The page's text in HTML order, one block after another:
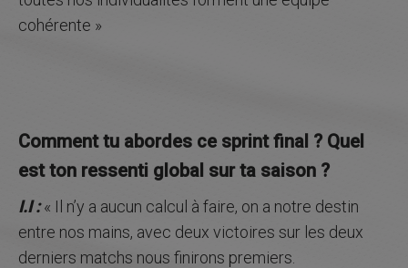
cohérente »
Comment tu abordes ce sprint final ? Quel
est ton ressenti global sur ta saison ?
I.I :« Il n’y a aucun calcul à faire, on a notre destin
entre nos mains, avec deux victoires sur les deux
derniers matchs nous finirons premiers.